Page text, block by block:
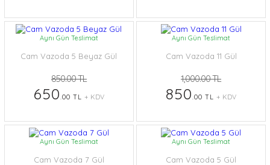
Aynı Gün Teslimat
Cam Vazoda 5 Beyaz Gül
850.00 TL
650.00 TL + KDV
Aynı Gün Teslimat
Cam Vazoda 11 Gül
1,000.00 TL
850.00 TL+ KDV
Aynı Gün Teslimat
Cam Vazoda 7 Gül
Aynı Gün Teslimat
Cam Vazoda 5 Gül